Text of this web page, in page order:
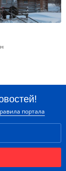
портала